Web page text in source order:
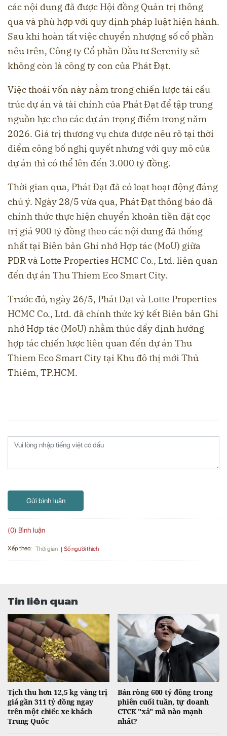
các nội dung đã được Hội đồng Quản trị thông
qua và phù hợp với quy định pháp luật hiện hành.
Sau khi hoàn tất việc chuyển nhượng số cổ phần
nêu trên, Công ty Cổ phần Đầu tư Serenity sẽ
không còn là công ty con của Phát Đạt.
Việc thoái vốn này nằm trong chiến lược tái cấu
trúc dự án và tài chính của Phát Đạt để tập trung
nguồn lực cho các dự án trọng điểm trong năm
2026. Giá trị thương vụ chưa được nêu rõ tại thời
điểm công bố nghị quyết nhưng với quy mô của
dự án thì có thể lên đến 3.000 tỷ đồng.
Thời gian qua, Phát Đạt đã có loạt hoạt động đáng
chú ý. Ngày 28/5 vừa qua, Phát Đạt thông báo đã
chính thức thực hiện chuyển khoản tiền đặt cọc
trị giá 900 tỷ đồng theo các nội dung đã thống
nhất tại Biên bản Ghi nhớ Hợp tác (MoU) giữa
PDR và Lotte Properties HCMC Co., Ltd. liên quan
đến dự án Thu Thiem Eco Smart City.
Trước đó, ngày 26/5, Phát Đạt và Lotte Properties
HCMC Co., Ltd. đã chính thức ký kết Biên bản Ghi
nhớ Hợp tác (MoU) nhằm thúc đẩy định hướng
hợp tác chiến lược liên quan đến dự án Thu
Thiem Eco Smart City tại Khu đô thị mới Thủ
Thiêm, TP.HCM.
Gửi bình luận
(0) Bình luận
Xếp theo: Thời gian Số người thích
Tin liên quan
Tịch thu hơn 12,5 kg vàng trị
giá gần 311 tỷ đồng ngay
trên một chiếc xe khách
Trung Quốc
Bán ròng 600 tỷ đồng trong
phiên cuối tuần, tự doanh
CTCK "xả" mã nào mạnh
nhất?